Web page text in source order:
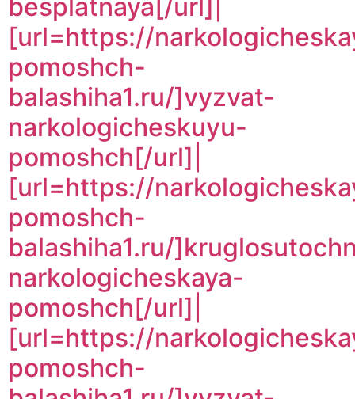
besplatnaya[/url]|
[url=https://
pomoshch-
balashiha1.ru/]vyzvat-
narkologicheskuyu-
pomoshch[/url]|
[url=https://
pomoshch-
balashiha1.ru/
narkologicheskaya-
pomoshch[/url]|
[url=https://
pomoshch-